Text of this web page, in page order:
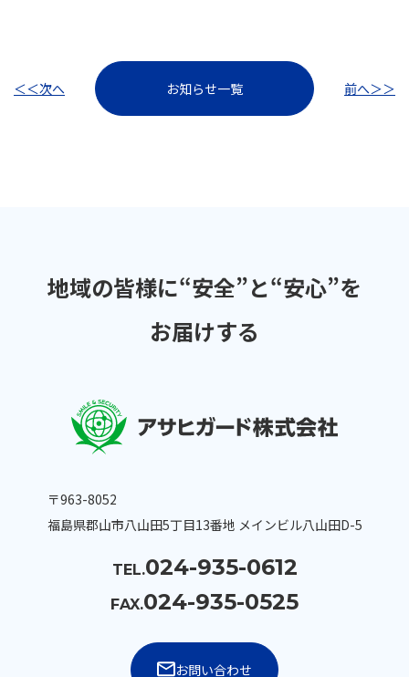
次へ お知らせ一覧 前へ
地域の皆様に“安全”と“安心”を
お届けする
〒963-8052
福島県郡山市八山田5丁目13番地 メインビル八山田D-5
TEL.024-935-0612
FAX.024-935-0525
お問い合わせ